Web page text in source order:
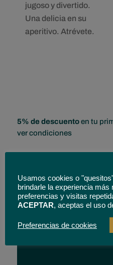
jugoso y divertido.
Una delicia en su
aperitivo. Atrévete.
5% de descuentoen tu
ver condiciones
de
Queso
de
Semicurado
Usamos cookies o
brindarle la experiencia
preferencias y visitas
ACEPTAR, aceptas el uso
Preferencias de cookies